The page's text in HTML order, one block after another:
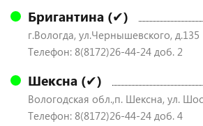
Бригантина (✔)
г.Вологда, ул.Чернышевского, д.135
Телефон: 8(8172)26-44-24 доб. 2
Шексна (✔)
Вологодская обл.,п. Шексна, ул.
Телефон: 8(8172)26-44-24 доб. 4